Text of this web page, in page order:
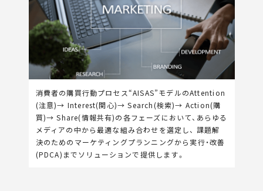
消費者の購買行動プロセス“AISAS”モデルのAttention
(注意)→ Interest(関心)→ Search(検索)→ Action(購
買)→ Share(情報共有)の各フェーズにおいて、あらゆる
メディアの中から最適な組み合わせを選定し、 課題解
決のためのマーケティングプランニングから実行・改善
(PDCA)までソリューションで提供します。